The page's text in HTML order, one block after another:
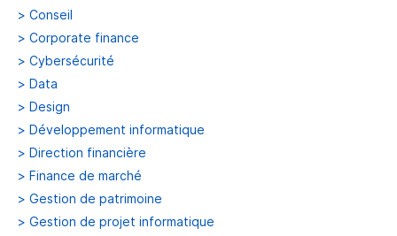
> Conseil
> Corporate finance
> Cybersécurité
> Data
> Design
> Développement informatique
> Direction financière
> Finance de marché
> Gestion de patrimoine
> Gestion de projet informatique